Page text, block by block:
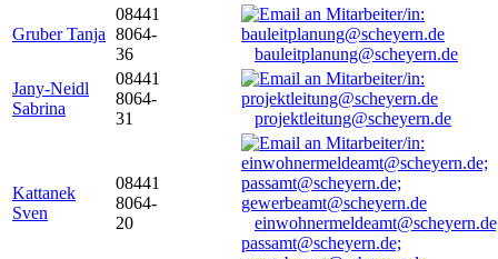
Gruber Tanja
08441
8064-
36
bauleitplanung@scheyern.de
Jany-Neidl
Sabrina
08441
8064-
31
projektleitung@scheyern.de
Kattanek
Sven
08441
8064-
20
passamt@scheyern.de;